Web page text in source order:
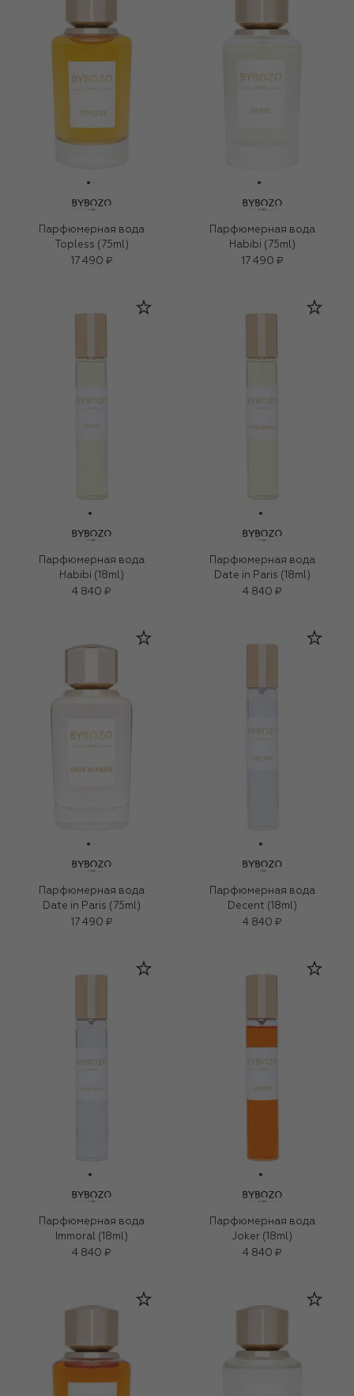
Парфюмерная вода
Topless (75ml)
17 490 ₽
Парфюмерная вода
Habibi (75ml)
17 490 ₽
Парфюмерная вода
Habibi (18ml)
4 840 ₽
Парфюмерная вода
Date in Paris (18ml)
4 840 ₽
Парфюмерная вода
Date in Paris (75ml)
17 490 ₽
Парфюмерная вода
Decent (18ml)
4 840 ₽
Парфюмерная вода
Immoral (18ml)
4 840 ₽
Парфюмерная вода
Joker (18ml)
4 840 ₽